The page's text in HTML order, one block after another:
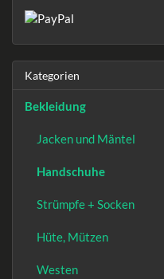
Kategorien
Bekleidung
Jacken und Mäntel
Handschuhe
Strümpfe + Socken
Hüte, Mützen
Westen